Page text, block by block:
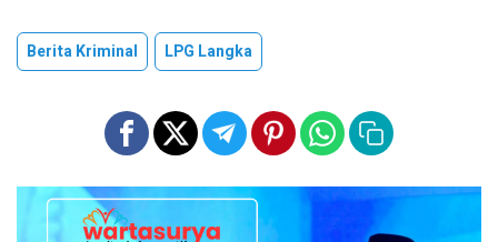
Berita Kriminal LPG Langka